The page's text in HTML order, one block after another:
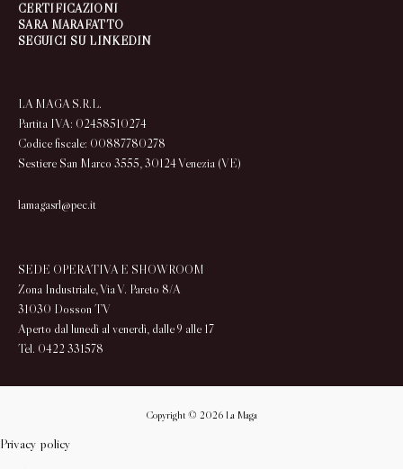
CERTIFICAZIONI
SARA MARAFATTO
SEGUICI SU LINKEDIN
LA MAGA S.R.L.
Partita IVA: 02458510274
Codice fiscale: 00887780278
Sestiere San Marco 3555, 30124 Venezia (VE)
lamagasrl@pec.it
SEDE OPERATIVA E SHOWROOM
Zona Industriale, Via V. Pareto 8/A
31030 Dosson TV
Aperto dal lunedì al venerdì, dalle 9 alle 17
Tel. 0422 331578
Copyright © 2026 La Maga
Privacy policy